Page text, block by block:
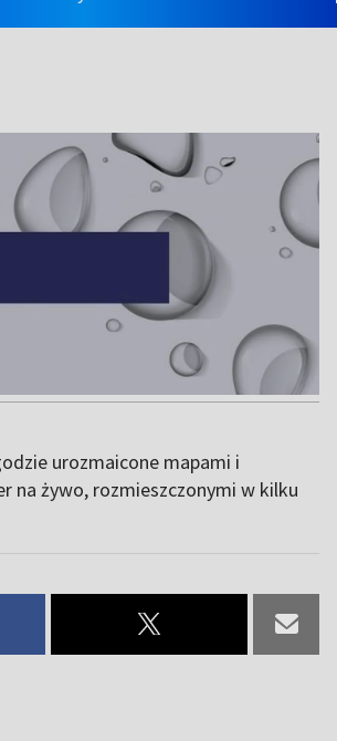
urozmaicone mapami i
na żywo, rozmieszczonymi w kilku